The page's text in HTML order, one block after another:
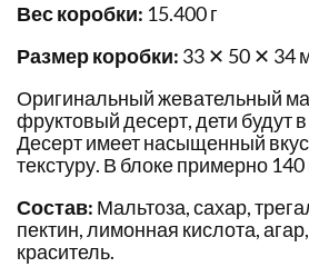
Вес коробки: 15.400 г
Размер коробки: 33 ✕ 50 ✕ 34
Оригинальный жевательный
фруктовый десерт, дети будут
Десерт имеет насыщенный
текстуру. В блоке примерно
Состав: Мальтоза, сахар,
пектин, лимонная кислота,
краситель.